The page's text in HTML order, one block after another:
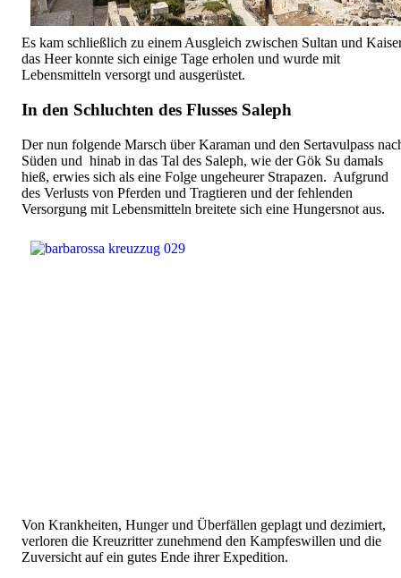
Es kam schließlich zu einem Ausgleich zwischen Sultan und
das Heer konnte sich einige Tage erholen und wurde mit
Lebensmitteln versorgt und ausgerüstet.
In den Schluchten des Flusses Saleph
Der nun folgende Marsch über Karaman und den Sertavulpass
Süden und hinab in das Tal des Saleph, wie der Gök Su damals
hieß, erwies sich als eine Folge ungeheurer Strapazen. Aufgrund
des Verlusts von Pferden und Tragtieren und der fehlenden
Versorgung mit Lebensmitteln breitete sich eine Hungersnot aus.
Von Krankheiten, Hunger und Überfällen geplagt und dezimiert,
verloren die Kreuzritter zunehmend den Kampfeswillen und die
Zuversicht auf ein gutes Ende ihrer Expedition.